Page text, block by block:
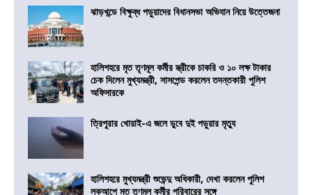
ঝাড়খন্ডে বিক্ষুব্ধ পড়ুয়াদের বিধানসভা অভিযান নিয়ে উত্তেজনা
হালিশহরে মৃত তৃণমূল কর্মীর স্ত্রীকে চাকরি ও ১০ লক্ষ টাকার
চেক দিলেন মুখ্যমন্ত্রী, সাসপেন্ড করলেন তদন্তকারী পুলিশ
অফিসারকে
ত্রিপুরার খোয়াই-এ জলে ডুবে দুই পড়ুয়ার মৃত্যু
হালিশহরে মুখ্যমন্ত্রী শুভেন্দু অধিকারী, দেখা করলেন পুলিশ
লকআপে মৃত তৃণমূল কর্মীর পরিবারের সঙ্গে